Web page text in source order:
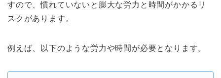
すので、慣れていないと膨大な労力と時間がかかるリ
スクがあります。
例えば、以下のような労力や時間が必要となります。